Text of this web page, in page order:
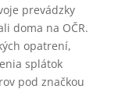
prevádzky
doma na OČR.
opatrení,
splátok
pod značkou